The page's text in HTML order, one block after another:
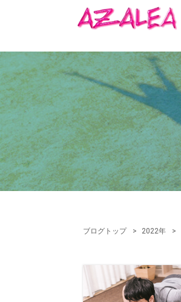
ブログトップ 2022年